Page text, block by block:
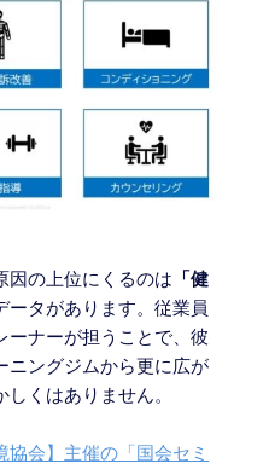
因の上位にくるのは 「健
ータがあります。従業員
ーナーが担うことで、彼
ニングジムから更に広が
くはありません。
協会】主催の「国会セミ